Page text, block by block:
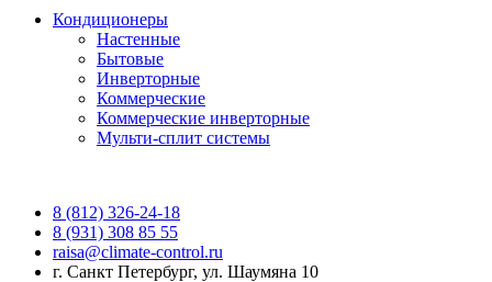
Кондиционеры
Настенные
Бытовые
Инверторные
Коммерческие
Коммерческие инверторные
Мульти-сплит системы
8 (812) 326-24-18
8 (931) 308 85 55
raisa@climate-control.ru
г. Санкт Петербург, ул. Шаумяна 10